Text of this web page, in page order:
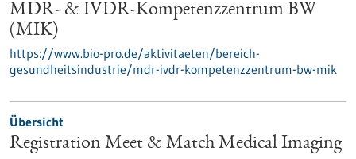
MDR- & IVDR-Kompetenzzentrum BW
(MIK)
https://www.bio-pro.de/aktivitaeten/bereich-
gesundheitsindustrie/mdr-ivdr-kompetenzzentrum-bw-mik
Übersicht
Registration Meet & Match Medical Imaging